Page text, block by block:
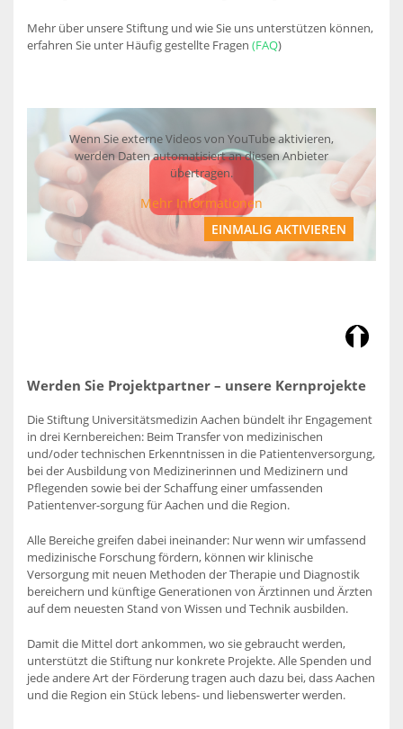
Mehr über unsere Stiftung und wie Sie uns unterstützen können,
erfahren Sie unter Häufig gestellte Fragen (FAQ)
Wenn Sie externe Videos von YouTube aktivieren,
werden Daten automatisiert an diesen Anbieter
übertragen.
Mehr Informationen
EINMALIG AKTIVIEREN
Werden Sie Projektpartner – unsere Kernprojekte
Die Stiftung Universitätsmedizin Aachen bündelt ihr Engagement
in drei Kernbereichen: Beim Transfer von medizinischen
und/oder technischen Erkenntnissen in die Patientenversorgung,
bei der Ausbildung von Medizinerinnen und Medizinern und
Pflegenden sowie bei der Schaffung einer umfassenden
Patientenver-sorgung für Aachen und die Region.
Alle Bereiche greifen dabei ineinander: Nur wenn wir umfassend
medizinische Forschung fördern, können wir klinische
Versorgung mit neuen Methoden der Therapie und Diagnostik
bereichern und künftige Generationen von Ärztinnen und Ärzten
auf dem neuesten Stand von Wissen und Technik ausbilden.
Damit die Mittel dort ankommen, wo sie gebraucht werden,
unterstützt die Stiftung nur konkrete Projekte. Alle Spenden und
jede andere Art der Förderung tragen auch dazu bei, dass Aachen
und die Region ein Stück lebens- und liebenswerter werden.